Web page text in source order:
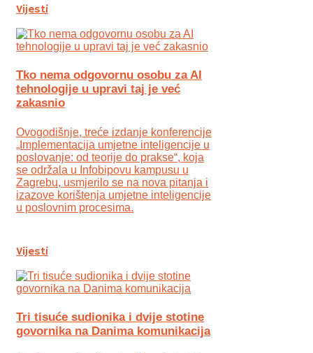
Vijesti
Tko nema odgovornu osobu za AI
tehnologije u upravi taj je već
zakasnio
Ovogodišnje, treće izdanje konferencije
„Implementacija umjetne inteligencije u
poslovanje: od teorije do prakse“, koja
se održala u Infobipovu kampusu u
Zagrebu, usmjerilo se na nova pitanja i
izazove korištenja umjetne inteligencije
u poslovnim procesima.
Vijesti
Tri tisuće sudionika i dvije stotine
govornika na Danima komunikacija